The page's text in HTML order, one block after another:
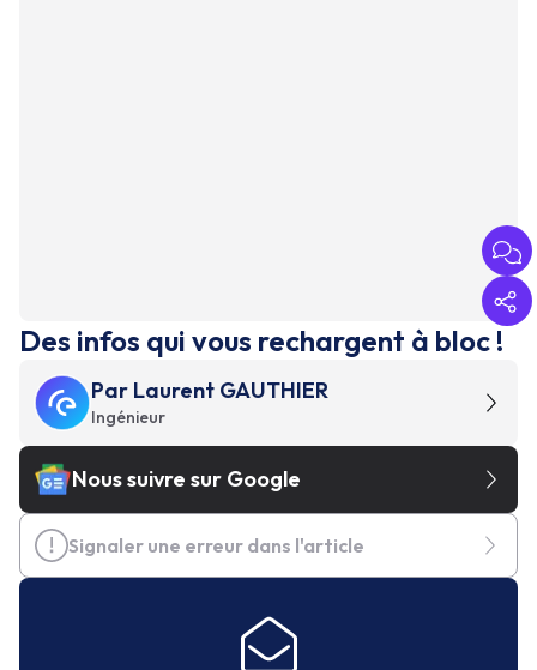
Des infos qui vous rechargent à bloc !
Par Laurent GAUTHIER
Ingénieur
Nous suivre sur Google
Signaler une erreur dans l'article